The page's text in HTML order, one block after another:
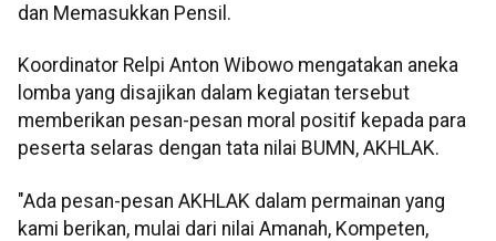
dan Memasukkan Pensil.
Koordinator Relpi Anton Wibowo mengatakan aneka
lomba yang disajikan dalam kegiatan tersebut
memberikan pesan-pesan moral positif kepada para
peserta selaras dengan tata nilai BUMN, AKHLAK.
"Ada pesan-pesan AKHLAK dalam permainan yang
kami berikan, mulai dari nilai Amanah, Kompeten,